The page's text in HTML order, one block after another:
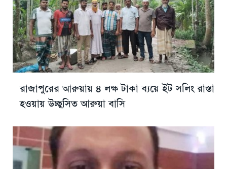
রাজাপুরের আরুয়ায় ৪ লক্ষ টাকা ব্যয়ে ইট সলিং রাস্তা
হওয়ায় উচ্ছ্বসিত আরুয়া বাসি